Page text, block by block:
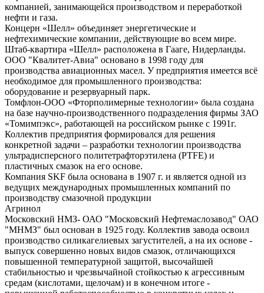
компанией, занимающейся производством и переработкой
нефти и газа.
Концерн «Шелл» объединяет энергетические и
нефтехимические компании, действующие во всем мире.
Штаб-квартира «Шелл» расположена в Гааге, Нидерланды.
ООО "Квалитет-Авиа" основано в 1998 году для
производства авиационных масел. У предприятия имеется всё
необходимое для промышленного производства:
оборудование и резервуарный парк.
Томфлон-ООО «Фторполимерные технологии» была создана
на базе научно-производственного подразделения фирмы ЗАО
«Томимпэкс», работающей на российском рынке с 1991г.
Коллектив предприятия формировался для решения
конкретной задачи – разработки технологии производства
ультрадисперсного политетрафторэтилена (PTFE) и
пластичных смазок на его основе.
Компания SKF была основана в 1907 г. и является одной из
ведущих международных промышленных компаний по
производству смазочной продукции
Агринол
Московский НМЗ- ОАО "Московский Нефтемаслозавод" ОАО
"МНМЗ" был основан в 1925 году. Коллектив завода освоил
производство силикагелиевых загустителей, а на их основе -
выпуск совершенно новых видов смазок, отличающихся
повышенной температурной защитой, высочайшей
стабильностью и чрезвычайной стойкостью к агрессивным
средам (кислотами, щелочам) и в конечном итоге -